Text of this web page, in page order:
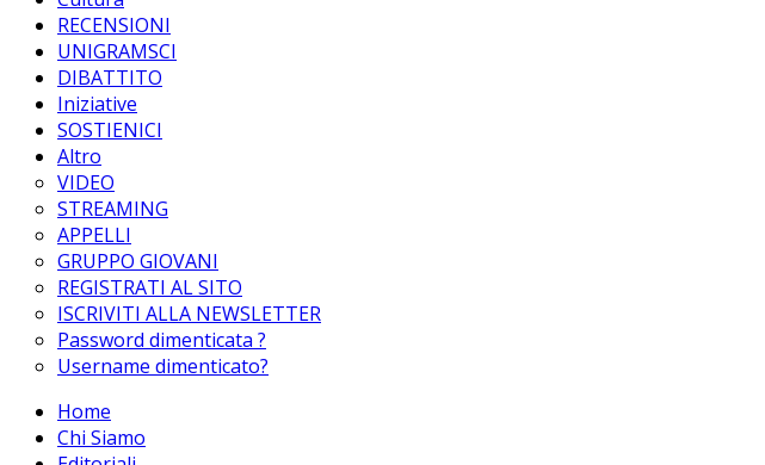
RECENSIONI
UNIGRAMSCI
DIBATTITO
Iniziative
SOSTIENICI
Altro
VIDEO
STREAMING
APPELLI
GRUPPO GIOVANI
REGISTRATI AL SITO
ISCRIVITI ALLA NEWSLETTER
Password dimenticata ?
Username dimenticato?
Home
Chi Siamo